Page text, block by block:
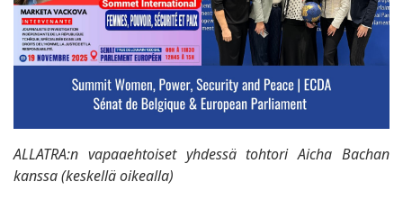
ALLATRA:n vapaaehtoiset yhdessä tohtori Aicha Bachan
kanssa (keskellä oikealla)